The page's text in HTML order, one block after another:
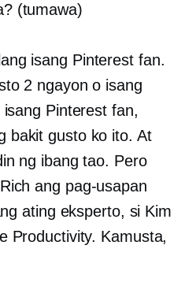
(tumawa)
isang Pinterest fan.
2 ngayon o isang
Pinterest fan,
bakit gusto ko ito. At
ng ibang tao. Pero
ang pag-usapan
ating eksperto, si Kim
Productivity. Kamusta,